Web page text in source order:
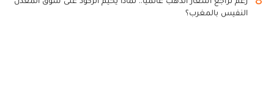
النفيس بالمغرب؟